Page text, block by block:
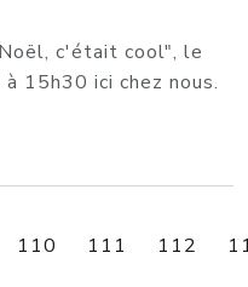
c'était cool", le
15h30 ici chez nous.
110 111 112